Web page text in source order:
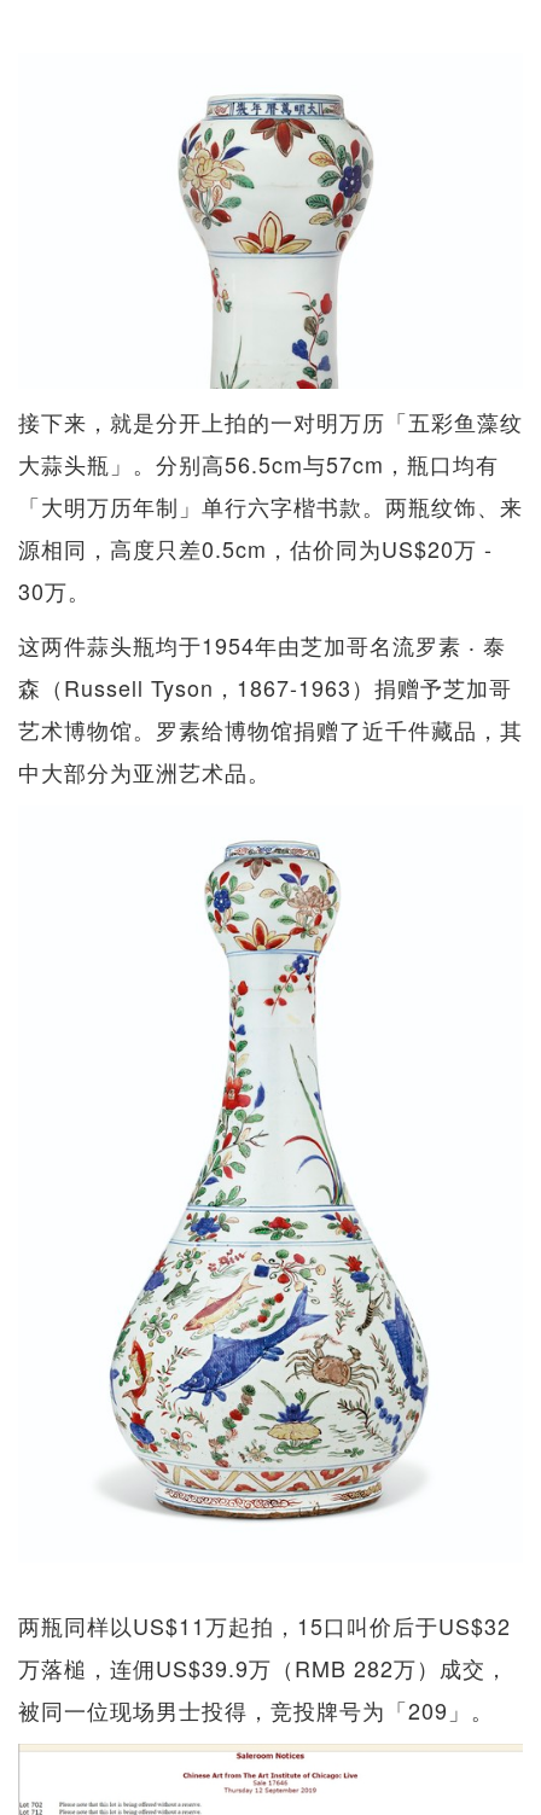
接下来，就是分开上拍的一对明万历「五彩鱼藻纹
大蒜头瓶」。分别高56.5cm与57cm，瓶口均有
「大明万历年制」单行六字楷书款。两瓶纹饰、来
源相同，高度只差0.5cm，估价同为US$20万 -
30万。
这两件蒜头瓶均于1954年由芝加哥名流罗素 ‧ 泰
森（Russell Tyson，1867-1963）捐赠予芝加哥
艺术博物馆。罗素给博物馆捐赠了近千件藏品，其
中大部分为亚洲艺术品。
两瓶同样以US$11万起拍，15口叫价后于US$32
万落槌，连佣US$39.9万（RMB 282万）成交，
被同一位现场男士投得，竞投牌号为「209」。